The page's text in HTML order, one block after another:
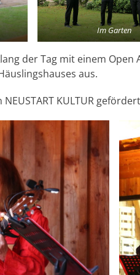
Im Garten
der Tag mit einem
aus.
KULTUR